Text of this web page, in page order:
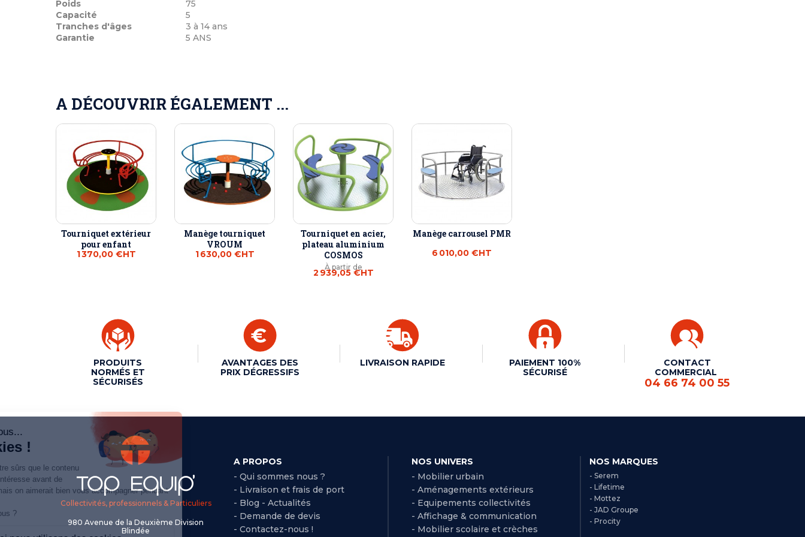
Poids
75
Capacité
5
Tranches d'âges
3 à 14 ans
Garantie
5 ANS
A DÉCOUVRIR ÉGALEMENT ...
Tourniquet extérieur
pour enfant
1 370,00 €HT
Manège tourniquet
VROUM
1 630,00 €HT
Tourniquet en acier,
plateau aluminium
COSMOS
À partir de
2 939,05 €HT
Manège carrousel PMR
6 010,00 €HT
PRODUITS
NORMÉS ET
SÉCURISÉS
AVANTAGES DES
PRIX DÉGRESSIFS
LIVRAISON RAPIDE
PAIEMENT 100%
SÉCURISÉ
CONTACT
COMMERCIAL
04 66 74 00 55
Collectivités, professionnels & Particuliers
980 Avenue de la Deuxième Division
Blindée
A PROPOS
- Qui sommes nous ?
- Livraison et frais de port
- Blog - Actualités
- Demande de devis
- Contactez-nous !
NOS UNIVERS
- Mobilier urbain
- Aménagements extérieurs
- Equipements collectivités
- Affichage & communication
- Mobilier scolaire et crèches
NOS MARQUES
- Serem
- Lifetime
- Mottez
- JAD Groupe
- Procity